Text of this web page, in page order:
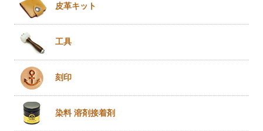
皮革キット
工具
刻印
染料 溶剤接着剤